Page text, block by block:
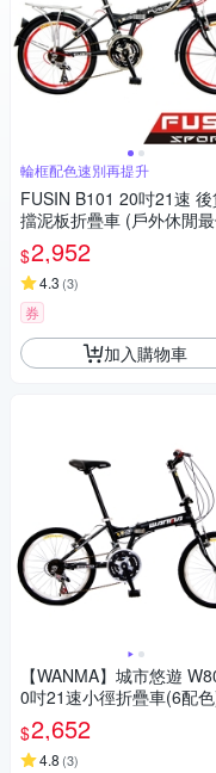
輪框配色速別再提升
FUSIN B101 20吋21速 後
擋泥板折疊車 (戶外休閒
用選擇)
$2,952
4.3 (3)
券
加入購物車
【WANMA】城市悠遊
0吋21速小徑折疊車(6配
I.Y 組裝)
$2,652
4.8 (3)